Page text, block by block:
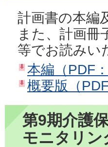
計画書の本編
また、計画冊
等でお読みい
本編（PDF
概要版（
第9期介護
モニタリン